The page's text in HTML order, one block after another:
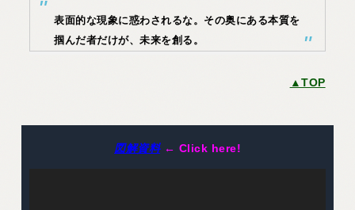
表面的な現象に惑わされるな。その奥にある本質を
掴んだ者だけが、未来を創る。
▲TOP
図解資料 ← Click here!